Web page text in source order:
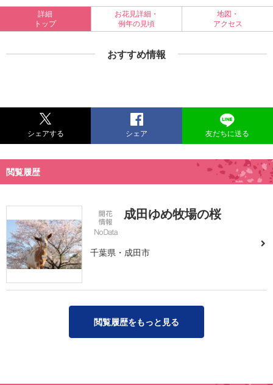
詳細
トップ
お花見詳細・
例年の見頃
地図・
アクセス
おすすめ情報
シェアする シェア 友だちに送る
閲覧履歴
成田ゆめ牧場の桜
千葉県・成田市
閲覧履歴をもっと見る